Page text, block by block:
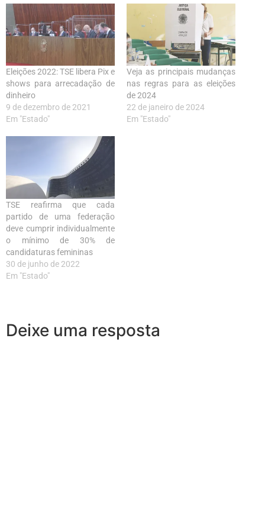
Eleições 2022: TSE libera Pix e
shows para arrecadação de
dinheiro
9 de dezembro de 2021
Em "Estado"
Veja as principais mudanças
nas regras para as eleições
de 2024
22 de janeiro de 2024
Em "Estado"
TSE reafirma que cada
partido de uma federação
deve cumprir individualmente
o mínimo de 30% de
candidaturas femininas
30 de junho de 2022
Em "Estado"
Deixe uma resposta